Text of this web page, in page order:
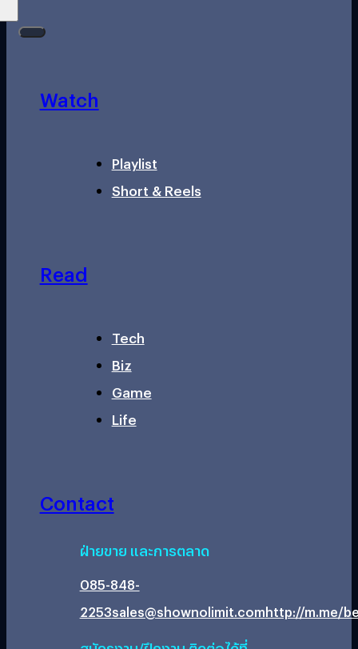
Watch
Playlist
Short & Reels
Read
Tech
Biz
Game
Life
Contact
ฝ่ายขาย และการตลาด
085-848-
2253sales@shownolimit.comhttp://m.me/